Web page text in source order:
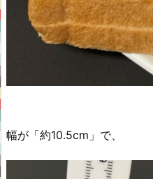
幅が「約10.5cm」で、